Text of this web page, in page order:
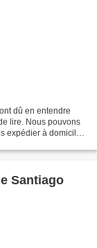
dû en entendre
lire. Nous pouvons
expédier à domicile
Santiago